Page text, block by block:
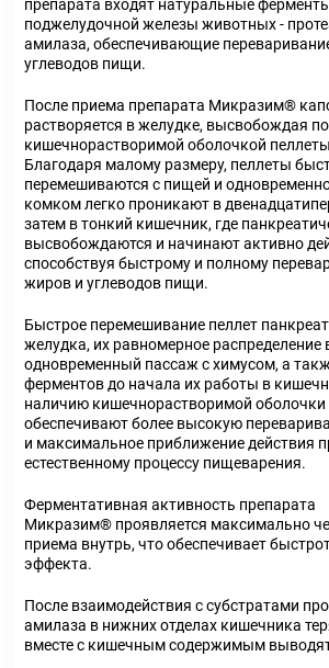
препарата входят натуральные
поджелудочной железы животных -
амилаза, обеспечивающие
углеводов пищи.
После приема препарата Микразим®
растворяется в желудке, высвобождая
кишечнорастворимой оболочкой
Благодаря малому размеру, пеллеты
перемешиваются с пищей и
комком легко проникают в
затем в тонкий кишечник, где
высвобождаются и начинают активно
способствуя быстрому и полному
жиров и углеводов пищи.
Быстрое перемешивание пеллет
желудка, их равномерное распределение
одновременный пассаж с химусом, а
ферментов до начала их работы в
наличию кишечнорастворимой оболочки
обеспечивают более высокую
и максимальное приближение действия
естественному процессу пищеварения.
Ферментативная активность препарата
Микразим® проявляется максимально
приема внутрь, что обеспечивает
эффекта.
После взаимодействия с субстратами
амилаза в нижних отделах кишечника
вместе с кишечным содержимым